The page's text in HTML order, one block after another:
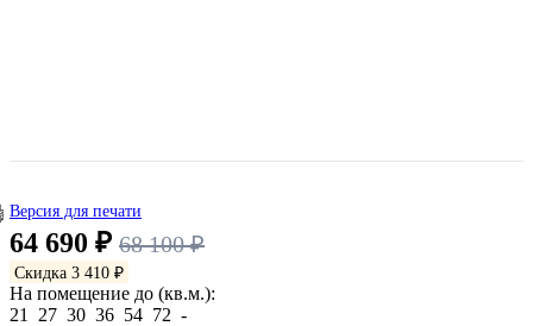
Версия для печати
64 690 ₽ 68 100 ₽
Скидка 3 410 ₽
На помещение до (кв.м.):
21
27 30 36 54 72 -